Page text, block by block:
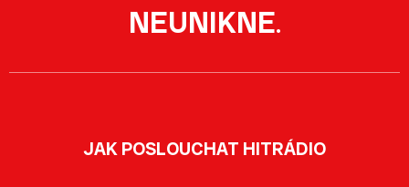
NEUNIKNE.
JAK POSLOUCHAT HITRÁDIO